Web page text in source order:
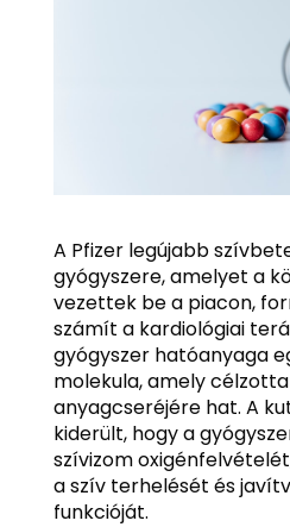
A Pfizer legújabb
gyógyszere, amelyet a
vezettek be a piacon,
számít a kardiológiai
gyógyszer hatóanyaga
molekula, amely
anyagcseréjére hat. A
kiderült, hogy a
szívizom
a szív terhelését és
funkcióját.